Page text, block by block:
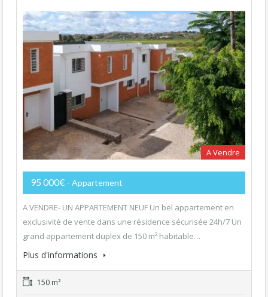
A Vendre
95 000€ - Appartement
A VENDRE- UN APPARTEMENT NEUF Un bel appartement en
exclusivité de vente dans une résidence sécurisée 24h/7 Un
grand appartement duplex de 150 m² habitable…
Plus d'informations
150 m²